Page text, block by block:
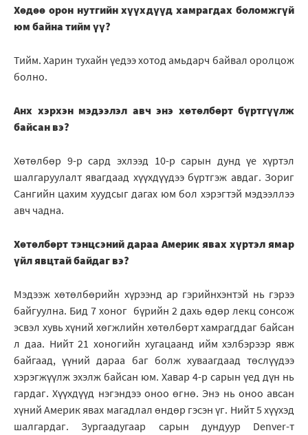
Хөдөө орон нутгийн хүүхдүүд хамрагдах боломжгүй
юм байна тийм үү?
Тийм. Харин тухайн үедээ хотод амьдарч байвал оролцож
болно.
Анх хэрхэн мэдээлэл авч энэ хөтөлбөрт бүртгүүлж
байсан вэ?
Хөтөлбөр 9-р сард эхлээд 10-р сарын дунд үе хүртэл
шалгаруулалт явагдаад хүүхдүүдээ бүртгэж авдаг. Зориг
Сангийн цахим хуудсыг дагах юм бол хэрэгтэй мэдээллээ
авч чадна.
Хөтөлбөрт тэнцсэний дараа Америк явах хүртэл ямар
үйл явцтай байдаг вэ?
Мэдээж хөтөлбөрийн хүрээнд ар гэрийнхэнтэй нь гэрээ
байгуулна. Бид 7 хоног бүрийн 2 дахь өдөр лекц сонсож
эсвэл хувь хүний хөгжлийн хөтөлбөрт хамрагддаг байсан
л даа. Нийт 21 хоногийн хугацаанд ийм хэлбэрээр явж
байгаад, үүний дараа баг болж хуваагдаад төслүүдээ
хэрэгжүүлж эхэлж байсан юм. Хавар 4-р сарын үед дүн нь
гардаг. Хүүхдүүд нэгэндээ оноо өгнө. Энэ нь оноо авсан
хүний Америк явах магадлал өндөр гэсэн үг. Нийт 5 хүүхэд
шалгардаг. Зургаадугаар сарын дундуур Denver-т